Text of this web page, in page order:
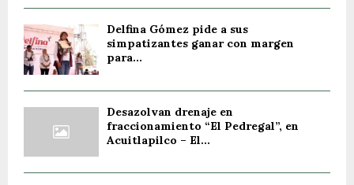
Delfina Gómez pide a sus
simpatizantes ganar con margen
para...
Desazolvan drenaje en
fraccionamiento “El Pedregal”, en
Acuitlapilco – El...